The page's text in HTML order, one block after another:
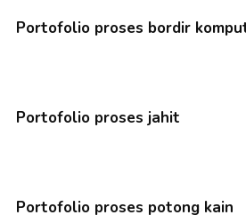
Portofolio proses bordir
Portofolio proses jahit
Portofolio proses potong kain